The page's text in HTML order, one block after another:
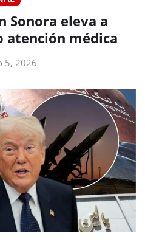
Sonora eleva a
atención médica
5, 2026